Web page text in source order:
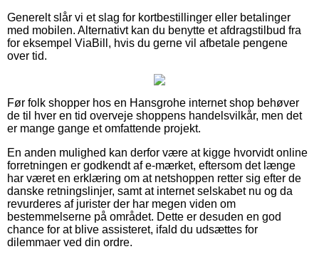
Generelt slår vi et slag for kortbestillinger eller betalinger
med mobilen. Alternativt kan du benytte et afdragstilbud fra
for eksempel ViaBill, hvis du gerne vil afbetale pengene
over tid.
Før folk shopper hos en Hansgrohe internet shop behøver
de til hver en tid overveje shoppens handelsvilkår, men det
er mange gange et omfattende projekt.
En anden mulighed kan derfor være at kigge hvorvidt online
forretningen er godkendt af e-mærket, eftersom det længe
har været en erklæring om at netshoppen retter sig efter de
danske retningslinjer, samt at internet selskabet nu og da
revurderes af jurister der har megen viden om
bestemmelserne på området. Dette er desuden en god
chance for at blive assisteret, ifald du udsættes for
dilemmaer ved din ordre.